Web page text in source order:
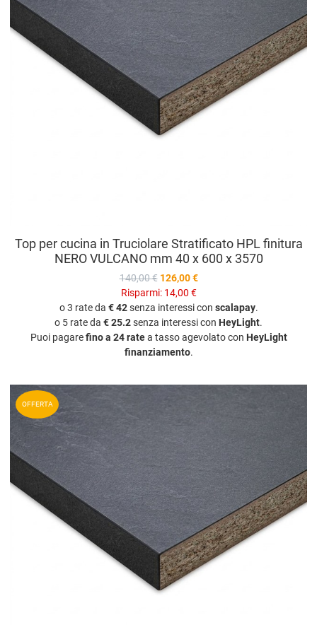
Top per cucina in Truciolare Stratificato HPL finitura
NERO VULCANO mm 40 x 600 x 3570
140,00 € 126,00 €
Risparmi: 14,00 €
o 3 rate da € 42senza interessi con scalapay.
o 5 rate da € 25.2senza interessi con HeyLight.
Puoi pagarefino a 24 ratea tasso agevolato con HeyLight
finanziamento.
OFFERTA